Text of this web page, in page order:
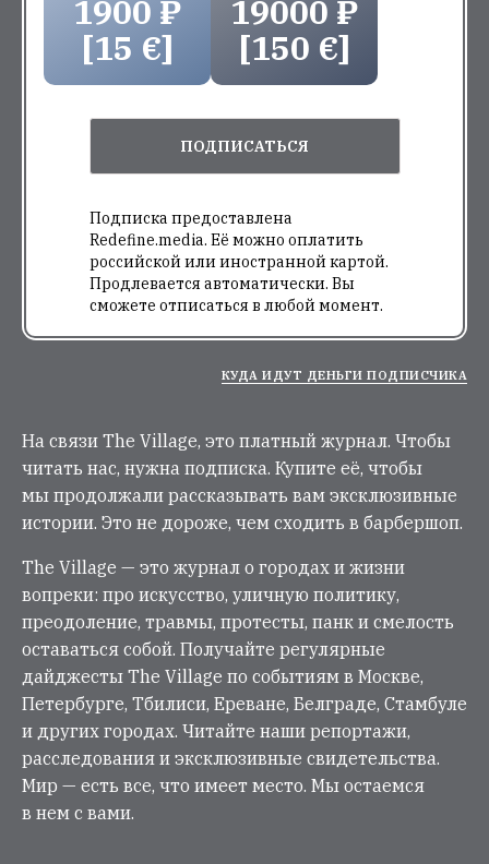
1900 ₽
[15 €]
19000 ₽
[150 €]
ПОДПИСАТЬСЯ
Подписка предоставлена
Redefine.media. Её можно оплатить
российской или иностранной картой.
Продлевается автоматически. Вы
сможете отписаться в любой момент.
КУДА ИДУТ ДЕНЬГИ ПОДПИСЧИКА
На связи The Village, это платный журнал. Чтобы
читать нас, нужна подписка. Купите её, чтобы
мы продолжали рассказывать вам эксклюзивные
истории. Это не дороже, чем сходить в барбершоп.
The Village — это журнал о городах и жизни
вопреки: про искусство, уличную политику,
преодоление, травмы, протесты, панк и смелость
оставаться собой. Получайте регулярные
дайджесты The Village по событиям в Москве,
Петербурге, Тбилиси, Ереване, Белграде, Стамбуле
и других городах. Читайте наши репортажи,
расследования и эксклюзивные свидетельства.
Мир — есть все, что имеет место. Мы остаемся
в нем с вами.